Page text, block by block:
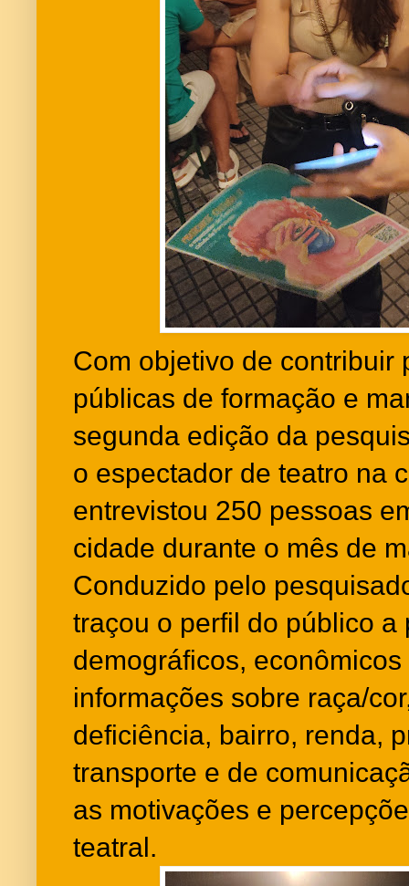
Com objetivo de contribuir
públicas de formação e
segunda edição da
o espectador de teatro na
entrevistou 250 pessoas
cidade durante o mês de
Conduzido pelo
traçou o perfil do público a
demográficos,
informações sobre raça/
deficiência, bairro, renda,
transporte e de
as motivações e
teatral.